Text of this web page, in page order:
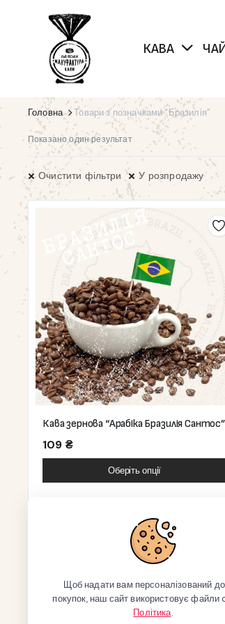
КАВА
Головна Товари з позначками “Бразилія”
Показано один результат
Очистити фільтри У розпродажу
Кава зернова “Арабіка Бразилія Сантос”
109 ₴
Оберіть опції
Щоб надати вам персоналізований
покупок, наш сайт використовує файли
Політика.